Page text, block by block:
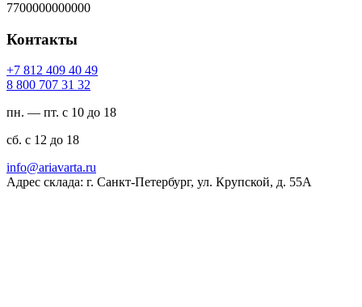
7700000000000
Контакты
94 04 904 218 7+
23 13 707 008 8
пн. — пт. с 10 до 18
сб. с 12 до 18
ur.atravaira@ofni
Адрес склада: г. Санкт-Петербург, ул. Крупской, д. 55А